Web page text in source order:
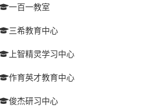
一百一教室
三希教育中心
上智精灵学习中心
作育英才教育中心
俊杰研习中心